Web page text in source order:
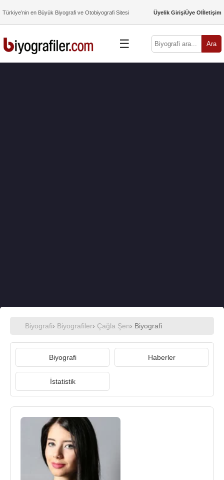
Türkiye’nin en Büyük Biyografi ve Otobiyografi Sitesi Üyelik GirişiÜye Olİletişim
☰ Ara
Biyografi› Biyografiler› Çağla Şen› Biyografi
Biyografi Haberler
İstatistik